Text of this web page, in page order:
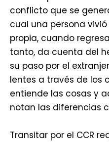
conflicto que se
cual una persona
propia, cuando
tanto, da cuenta del
su paso por el
lentes a través de los
entiende las cosas y
notan las diferencias
Transitar por el CCR